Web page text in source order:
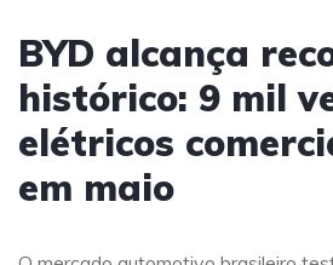
BYD alcança
histórico: 9 mil
elétricos
em maio